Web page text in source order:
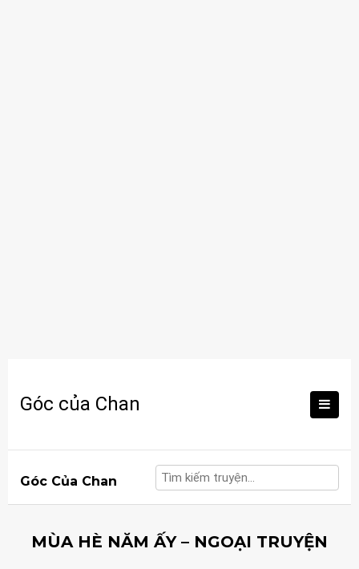
content
Góc của Chan
Góc Của Chan
MÙA HÈ NĂM ẤY – NGOẠI TRUYỆN